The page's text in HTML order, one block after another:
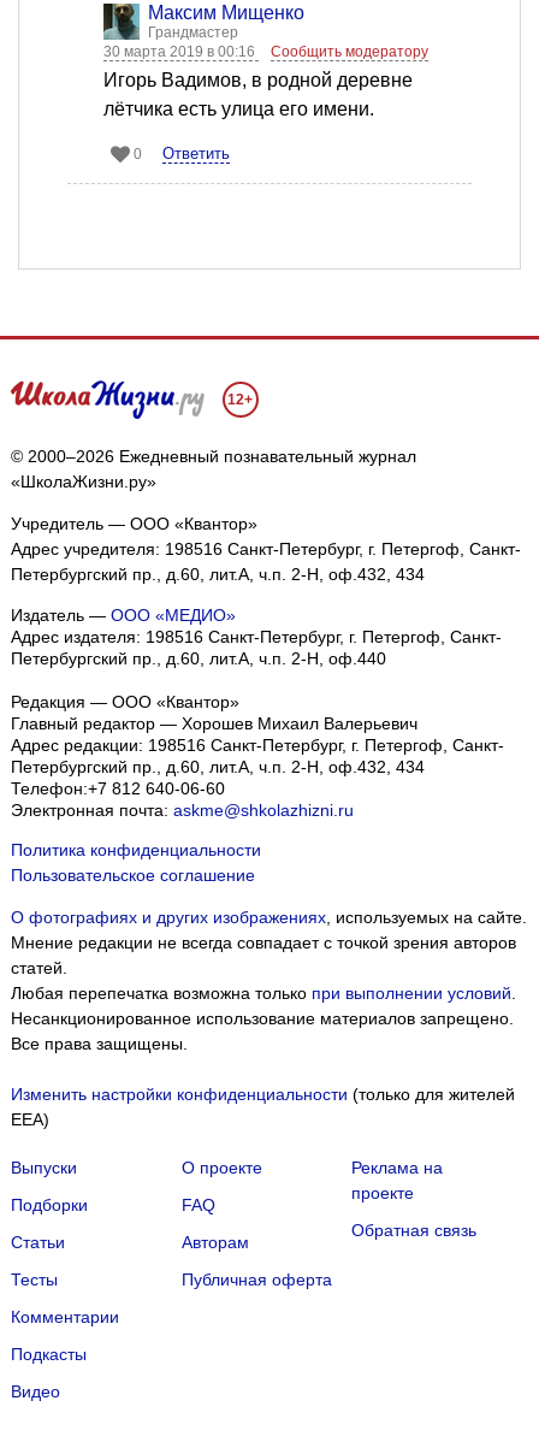
Максим Мищенко
Грандмастер
30 марта 2019 в 00:16
Сообщить модератору
Игорь Вадимов, в родной деревне
лётчика есть улица его имени.
0 Ответить
12+
© 2000–2026 Ежедневный познавательный журнал
«ШколаЖизни.ру»
Учредитель — ООО «Квантор»
Адрес учредителя: 198516 Санкт-Петербург, г. Петергоф, Санкт-
Петербургский пр., д.60, лит.А, ч.п. 2-Н, оф.432, 434
Издатель — ООО «МЕДИО»
Адрес издателя: 198516 Санкт-Петербург, г. Петергоф, Санкт-
Петербургский пр., д.60, лит.А, ч.п. 2-Н, оф.440
Редакция — ООО «Квантор»
Главный редактор — Хорошев Михаил Валерьевич
Адрес редакции: 198516 Санкт-Петербург, г. Петергоф Санкт-
Петербургский пр., д.60, лит.А, ч.п. 2-Н, оф.432, 434
Телефон:+7 812 640-06-60
Электронная почта: askme@shkolazhizni.ru
Политика конфиденциальности
Пользовательское соглашение
О фотографиях и других изображениях, используемых на сайте.
Мнение редакции не всегда совпадает с точкой зрения авторов
статей.
Любая перепечатка возможна только при выполнении условий
Несанкционированное использование материалов запрещено.
Все права защищены.
Изменить настройки конфиденциальности (только для жителей
EEA)
Выпуски
Подборки
Статьи
Тесты
Комментарии
Подкасты
Видео
О проекте
FAQ
Авторам
Публичная оферта
Реклама на
проекте
Обратная связь